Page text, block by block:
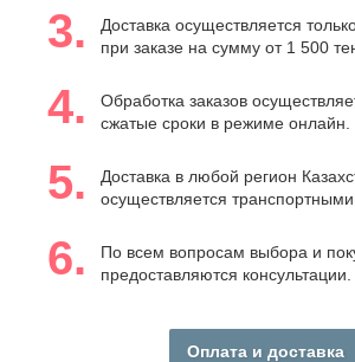
3.
Доставка осуществляется
при заказе на сумму от 1 500
4.
Обработка заказов
сжатые сроки в режиме онлайн.
5.
Доставка в любой регион
осуществляется
6.
По всем вопросам выбора и
предоставляются консультации.
Оплата и доставка